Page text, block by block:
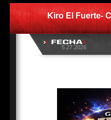
Kiro El Fuerte-
5.27.2026